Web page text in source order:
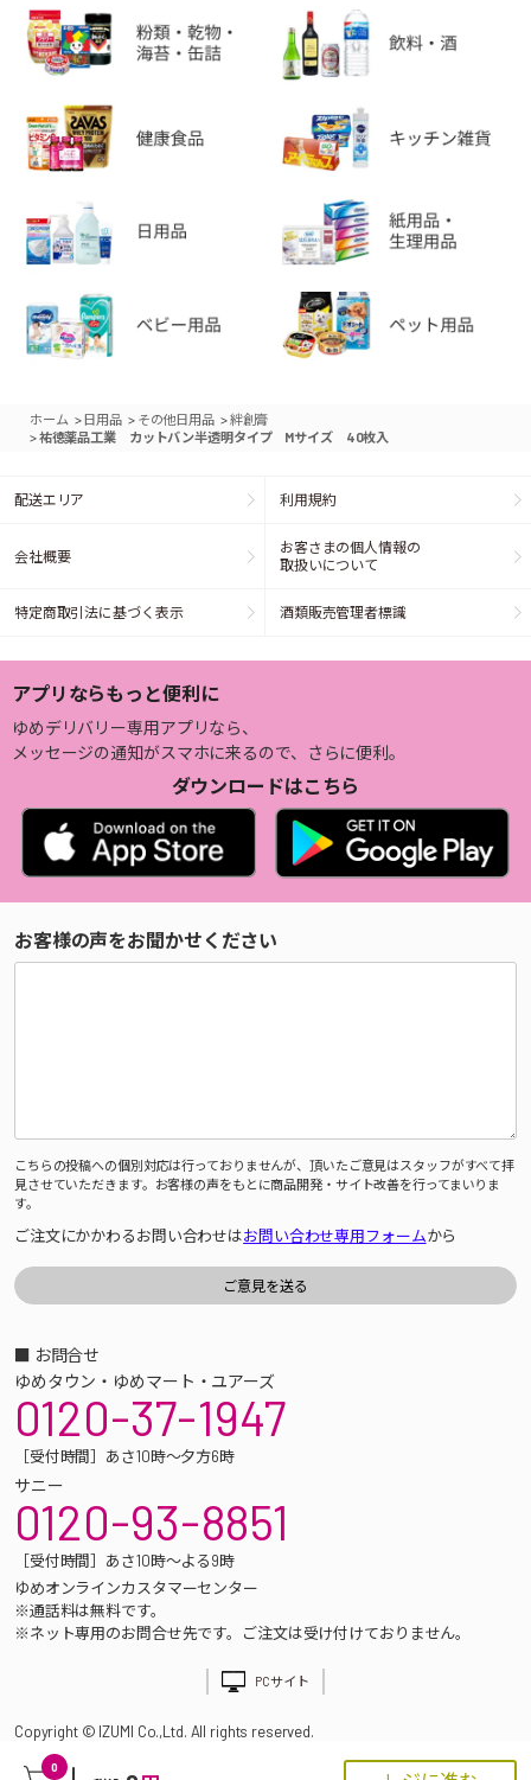
0
ホーム > 日用品 > その他日用品 >絆創膏
>祐徳薬品工業 カットバン半透明タイプ Mサイズ 40枚入
配送エリア 利用規約
会社概要
お客さまの個人情報の
取扱いについて
特定商取引法に基づく表示 酒類販売管理者標識
アプリならもっと便利に
ゆめデリバリー専用アプリなら、
メッセージの通知がスマホに来るので、さらに便利。
ダウンロードはこちら
お客様の声をお聞かせください
こちらの投稿への個別対応は行っておりませんが、頂いたご意見はスタッフがすべて拝
見させていただきます。お客様の声をもとに商品開発・サイト改善を行ってまいりま
す。
ご注文にかかわるお問い合わせはお問い合わせ専用フォームから
■ お問合せ
ゆめタウン・ゆめマート・ユアーズ
0120-37-1947
［受付時間］あさ10時～夕方6時
サニー
0120-93-8851
［受付時間］あさ10時～よる9時
ゆめオンラインカスタマーセンター
※通話料は無料です。
※ネット専用のお問合せ先です。ご注文は受け付けておりません。
PCサイト
Copyright © IZUMI Co.,Ltd. All rights reserved.